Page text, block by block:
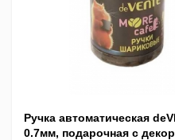
Ручка автоматическая
0.7мм, подарочная с